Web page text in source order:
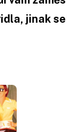
jinak